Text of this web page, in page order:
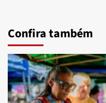
Confira também